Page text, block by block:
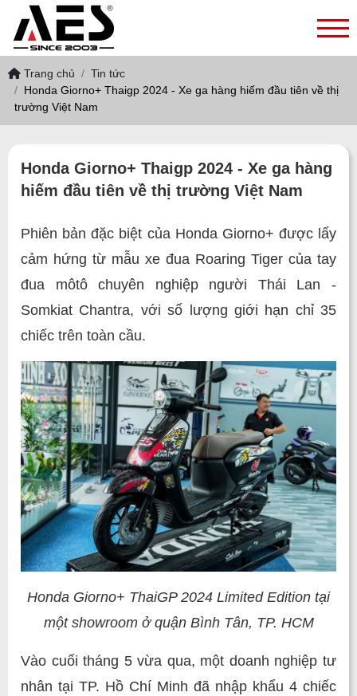
Trang chủ
Tin tức
Honda Giorno+ Thaigp 2024 - Xe ga hàng hiếm đầu tiên về thị
trường Việt Nam
Honda Giorno+ Thaigp 2024 - Xe ga hàng
hiếm đầu tiên về thị trường Việt Nam
Phiên bản đặc biệt của Honda Giorno+ được lấy
cảm hứng từ mẫu xe đua Roaring Tiger của tay
đua môtô chuyên nghiệp người Thái Lan -
Somkiat Chantra, với số lượng giới hạn chỉ 35
chiếc trên toàn cầu.
Honda Giorno+ ThaiGP 2024 Limited Edition tại
một showroom ở quận Bình Tân, TP. HCM
Vào cuối tháng 5 vừa qua, một doanh nghiệp tư
nhân tại TP. Hồ Chí Minh đã nhập khẩu 4 chiếc